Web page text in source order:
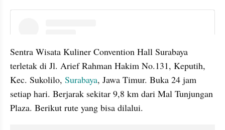
Sentra Wisata Kuliner Convention Hall Surabaya
terletak di Jl. Arief Rahman Hakim No.131, Keputih,
Kec. Sukolilo, Surabaya, Jawa Timur. Buka 24 jam
setiap hari. Berjarak sekitar 9,8 km dari Mal Tunjungan
Plaza. Berikut rute yang bisa dilalui.